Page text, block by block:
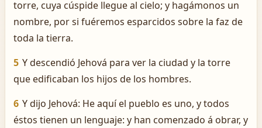
torre, cuya cúspide llegue al cielo; y hagámonos un
nombre, por si fuéremos esparcidos sobre la faz de
toda la tierra.
5 Y descendió Jehová para ver la ciudad y la torre
que edificaban los hijos de los hombres.
6 Y dijo Jehová: He aquí el pueblo es uno, y todos
éstos tienen un lenguaje: y han comenzado á obrar, y